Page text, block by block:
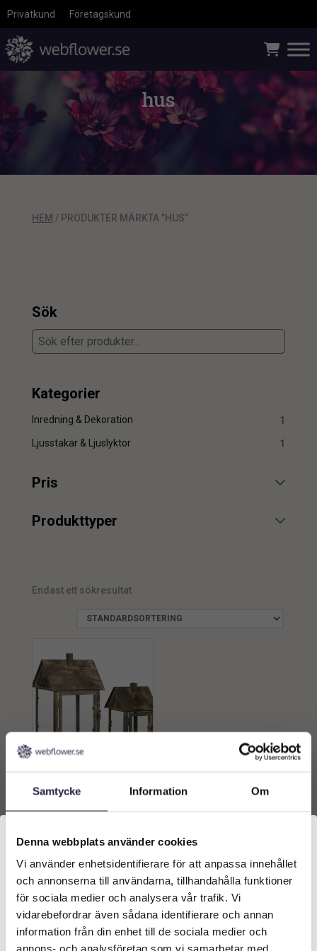
Samtycke Information Om
Denna webbplats använder cookies
Vi använder enhetsidentifierare för att anpassa innehållet
och annonserna till användarna, tillhandahålla funktioner
för sociala medier och analysera vår trafik. Vi
vidarebefordrar även sådana identifierare och annan
information från din enhet till de sociala medier och
annons- och analysföretag som vi samarbetar med.
Privatkund Företagskund
hus
HEM / PRODUKTER MÄRKTA ”HUS”
Sök
Kategorier
Inredning & Dekoration 1
Ljusstakar & Ljuslyktor 1
Pris
min.
min.
Produkttyper
Endast ett sökresultat
Set 13x13x23cm.
L:19x18x33cm.
Från:659
Lägg till i
varukorg
Välkommen till Webflower
Vilken typ av kund är du? Du kan alltid justera ditt val
längst upp på sidan.
Företagskund (exkl. moms)